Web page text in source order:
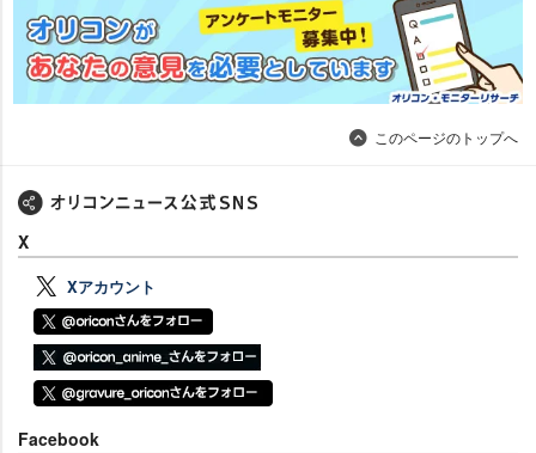
このページのトップへ
X
Xアカウント
Facebook